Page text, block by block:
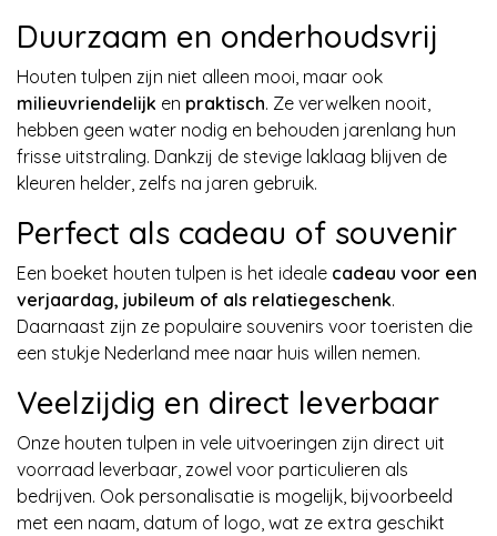
Duurzaam en onderhoudsvrij
Houten tulpen zijn niet alleen mooi, maar ook
milieuvriendelijk en praktisch. Ze verwelken nooit,
hebben geen water nodig en behouden jarenlang hun
frisse uitstraling. Dankzij de stevige laklaag blijven de
kleuren helder, zelfs na jaren gebruik.
Perfect als cadeau of souvenir
Een boeket houten tulpen is het ideale cadeau voor een
verjaardag, jubileum of als relatiegeschenk.
Daarnaast zijn ze populaire souvenirs voor toeristen die
een stukje Nederland mee naar huis willen nemen.
Veelzijdig en direct leverbaar
Onze houten tulpen in vele uitvoeringen zijn direct uit
voorraad leverbaar, zowel voor particulieren als
bedrijven. Ook personalisatie is mogelijk, bijvoorbeeld
met een naam, datum of logo, wat ze extra geschikt